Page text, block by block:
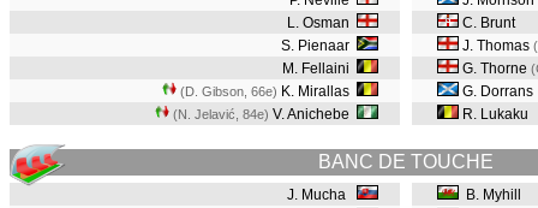
L. Osman
S. Pienaar
M. Fellaini
(D. Gibson, 66e) K. Mirallas
(N. Jelavić, 84e) V. Anichebe
C. Brunt
J. Thomas
G. Thorne
G. Dorrans
R. Lukaku
BANC DE TOUCHE
J. Mucha
B. Myhill